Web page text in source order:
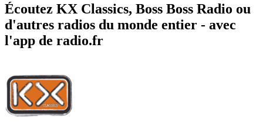
Écoutez KX Classics, Boss Boss Radio ou
d'autres radios du monde entier - avec
l'app de radio.fr